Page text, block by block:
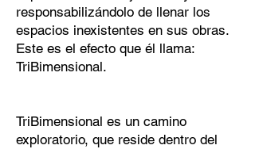
responsabilizándolo de llenar los
espacios inexistentes en sus obras.
Este es el efecto que él llama:
TriBimensional.
TriBimensional es un camino
exploratorio, que reside dentro del